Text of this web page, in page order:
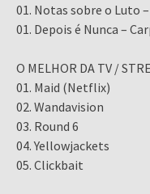
01. Notas sobre o Luto
01. Depois é Nunca –
O MELHOR DA TV /
01. Maid (Netflix)
02. Wandavision
03. Round 6
04. Yellowjackets
05. Clickbait